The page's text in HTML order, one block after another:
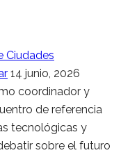
Ciudades
14 junio, 2026
coordinador y
de referencia
tecnológicas y
sobre el futuro